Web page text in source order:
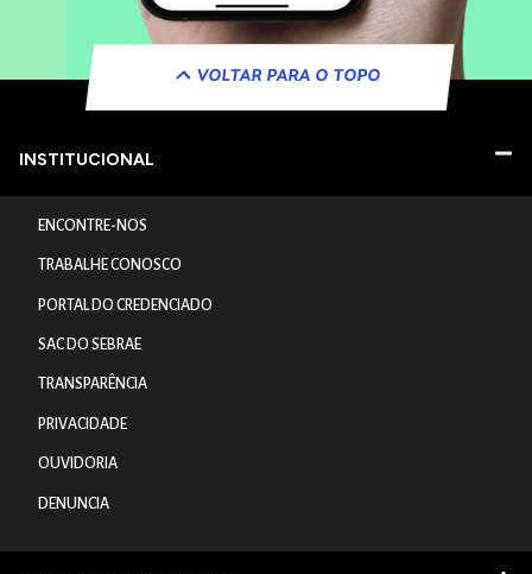
VOLTAR PARA O TOPO
INSTITUCIONAL
ENCONTRE-NOS
TRABALHE CONOSCO
PORTAL DO CREDENCIADO
SAC DO SEBRAE
TRANSPARÊNCIA
PRIVACIDADE
OUVIDORIA
DENUNCIA